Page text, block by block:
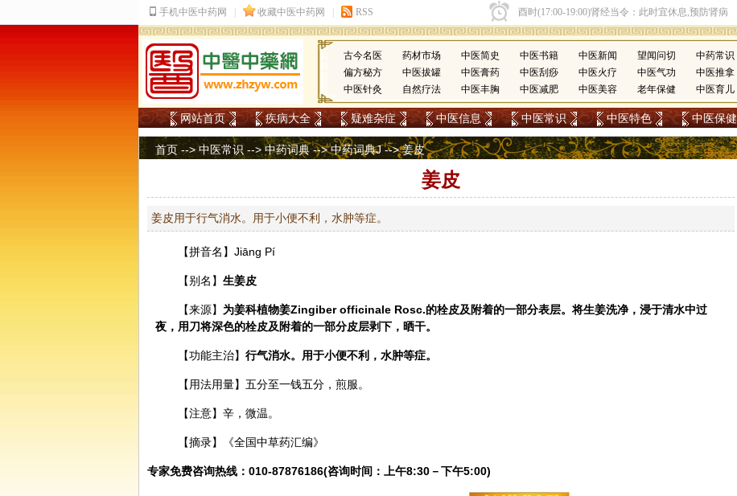
古今名医 药材市场 中医简史 中医书籍 中医新闻 望闻问切 中药常识
偏方秘方
中医拔罐 中医膏药 中医刮痧 中医火疗 中医气功 中医推拿
中医针灸
自然疗法 中医丰胸 中医减肥 中医美容 老年保健 中医育儿
网站首页 疾病大全 疑难杂症 中医信息 中医常识 中医特色 中医保健
首页 -->中医常识 -->中药词典-->中药词典J--> 姜皮
姜皮
姜皮用于行气消水。用于小便不利，水肿等症。
【拼音名】Jiānɡ Pí
【别名】 生姜皮
【来源】 为姜科植物姜Zingiber officinale Rosc.的栓皮及附着的一部分表层。将生姜洗净，浸于清水中过
夜，用刀将深色的栓皮及附着的一部分皮层剥下，晒干。
【功能主治】 行气消水。用于小便不利，水肿等症。
【用法用量】五分至一钱五分，煎服。
【注意】辛，微温。
【摘录】《全国中草药汇编》
专家免费咨询热线：010-87876186(咨询时间：上午8:30－下午5:00)